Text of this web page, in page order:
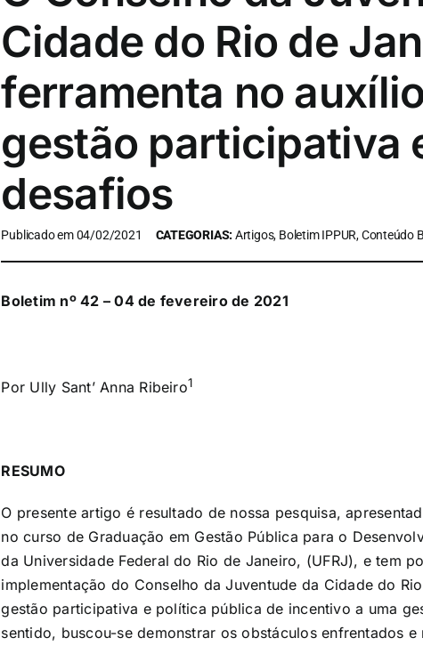
Cidade do Rio de
ferramenta no
gestão participativa
desafios
Publicado em 04/02/2021 CATEGORIAS:Artigos, Boletim IPPUR, Conteúdo
Boletim nº 42 – 04 de fevereiro de 2021
Por Ully Sant’ Anna Ribeiro1
RESUMO
O presente artigo é resultado de nossa pesquisa,
no curso de Graduação em Gestão Pública para o
da Universidade Federal do Rio de Janeiro, (UFRJ), e tem
implementação do Conselho da Juventude da Cidade do
gestão participativa e política pública de incentivo a uma
sentido, buscou-se demonstrar os obstáculos enfrentados